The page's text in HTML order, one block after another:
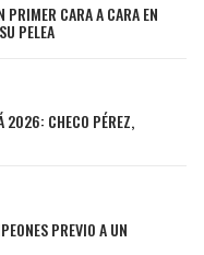
PRIMER CARA A CARA EN
PELEA
2026: CHECO PÉREZ,
PREVIO A UN